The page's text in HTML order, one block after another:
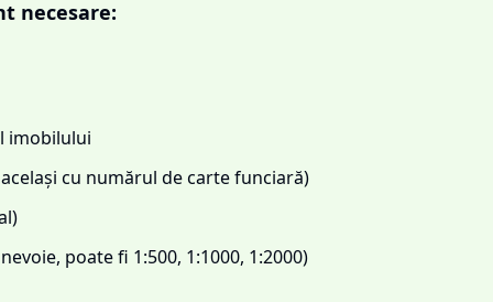
necesare:
imobilului
cu numărul de carte funciară)
poate fi 1:500, 1:1000, 1:2000)